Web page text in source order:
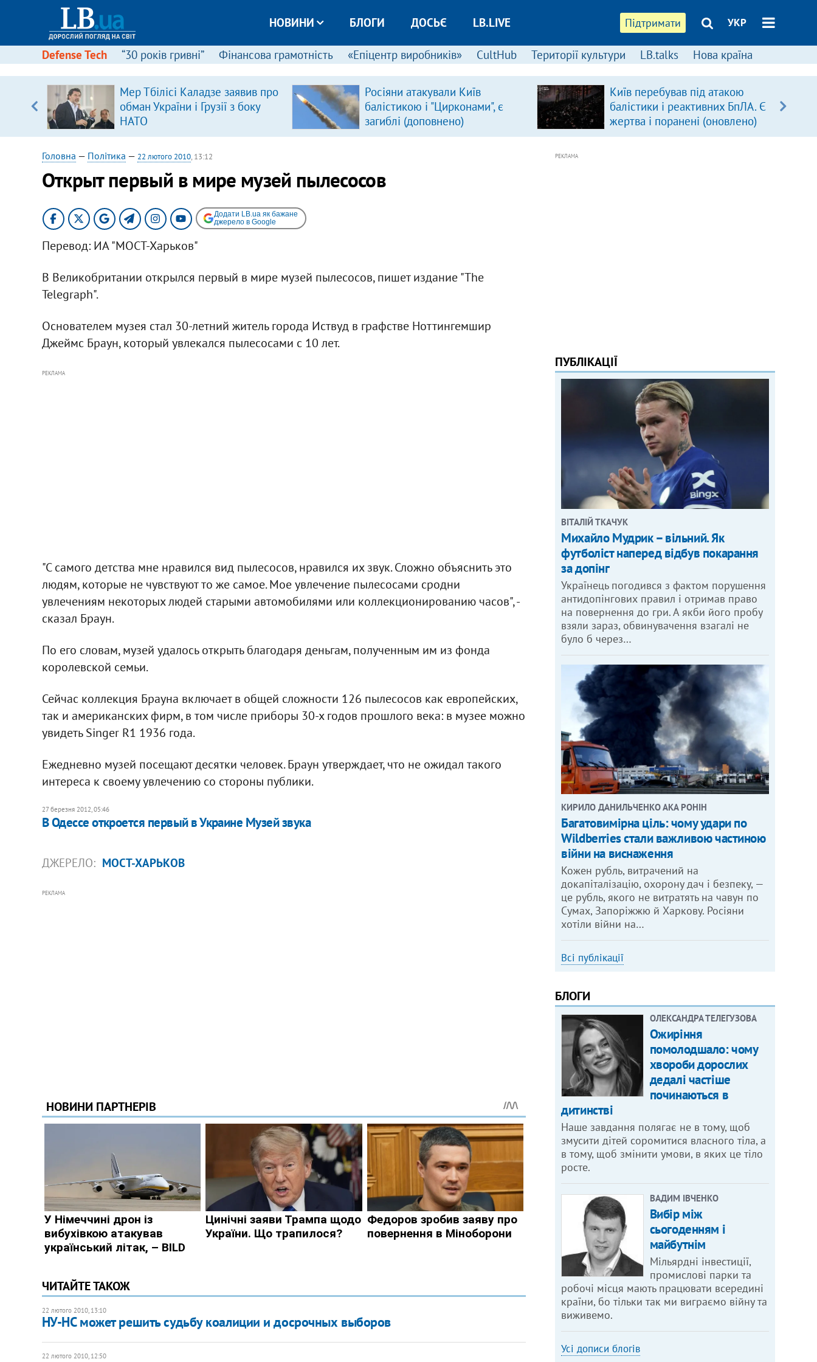
Підтримати УКР
НОВИНИ БЛОГИ ДОСЬЄ LB.LIVE
Defense Tech “30 років гривні” Фінансова грамотність «Епіцентр виробників» CultHub Території культури LB.talks Нова країна
Мер Тбілісі Каладзе заявив про
обман України і Грузії з боку
НАТО
Росіяни атакували Київ
балістикою і "Цирконами", є
загиблі (доповнено)
Київ перебував під атакою
балістики і реактивних БпЛА. Є
жертва і поранені (оновлено)
Головна — Політика — 22 лютого 2010, 13:12
Открыт первый в мире музей пылесосов
Додати LB.ua як бажане
джерело в Google
Перевод: ИА "МОСТ-Харьков"
В Великобритании открылся первый в мире музей пылесосов, пишет издание "The
Telegraph".
Основателем музея стал 30-летний житель города Иствуд в графстве Ноттингемшир
Джеймс Браун, который увлекался пылесосами с 10 лет.
РЕКЛАМА
"С самого детства мне нравился вид пылесосов, нравился их звук. Сложно объяснить это
людям, которые не чувствуют то же самое. Мое увлечение пылесосами сродни
увлечениям некоторых людей старыми автомобилями или коллекционированию часов", -
сказал Браун.
По его словам, музей удалось открыть благодаря деньгам, полученным им из фонда
королевской семьи.
Сейчас коллекция Брауна включает в общей сложности 126 пылесосов как европейских,
так и американских фирм, в том числе приборы 30-х годов прошлого века: в музее можно
увидеть Singer R1 1936 года.
Ежедневно музей посещают десятки человек. Браун утверждает, что не ожидал такого
интереса к своему увлечению со стороны публики.
27 березня 2012, 05:46
В Одессе откроется первый в Украине Музей звука
ДЖЕРЕЛО: МОСТ-ХАРЬКОВ
РЕКЛАМА
ЧИТАЙТЕ ТАКОЖ
22 лютого 2010, 13:10
НУ-НС может решить судьбу коалиции и досрочных выборов
22 лютого 2010, 12:50
РЕКЛАМА
ПУБЛІКАЦІЇ
ВІТАЛІЙ ТКАЧУК
Михайло Мудрик – вільний. Як
футболіст наперед відбув покарання
за допінг
Українець погодився з фактом порушення
антидопінгових правил і отримав право
на повернення до гри. А якби його пробу
взяли зараз, обвинувачення взагалі не
було б через…
КИРИЛО ДАНИЛЬЧЕНКО АКА РОНІН
Багатовимірна ціль: чому удари по
Wildberries стали важливою частиною
війни на виснаження
Кожен рубль, витрачений на
докапіталізацію, охорону дач і безпеку, —
це рубль, якого не витратять на чавун по
Сумах, Запоріжжю й Харкову. Росіяни
хотіли війни на…
Всі публікації
БЛОГИ
ОЛЕКСАНДРА ТЕЛЕГУЗОВА
Ожиріння
помолодшало: чому
хвороби дорослих
дедалі частіше
починаються в
дитинстві
Наше завдання полягає не в тому, щоб
змусити дітей соромитися власного тіла, а
в тому, щоб змінити умови, в яких це тіло
росте.
ВАДИМ ІВЧЕНКО
Вибір між
сьогоденням і
майбутнім
Мільярдні інвестиції,
промислові парки та
робочі місця мають працювати всередині
країни, бо тільки так ми виграємо війну та
виживемо.
Усі дописи блогів